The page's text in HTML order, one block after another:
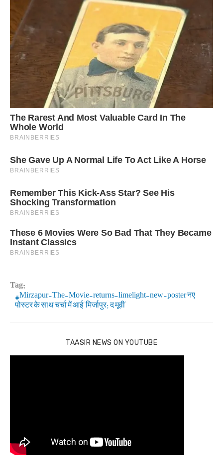
Tag:
Mirzapur-The-Movie-returns-limelight-new-poster नए
पोस्टर के साथ चर्चा में आई 'मिर्जापुर: द मूवी'
TAASIR NEWS ON YOUTUBE